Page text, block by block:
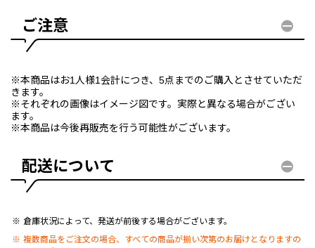
ご注意
※本商品はお1人様1会計につき、5点までのご購入とさせていただ
きます。
※それぞれの画像はイメージ図です。実際と異なる場合がござい
ます。
※本商品は今後再販売を行う可能性がございます。
配送について
倉庫状況によって、発送が前後する場合がございます。
複数商品をご注文の場合、すべての商品が揃い次第のお届けとなりますの